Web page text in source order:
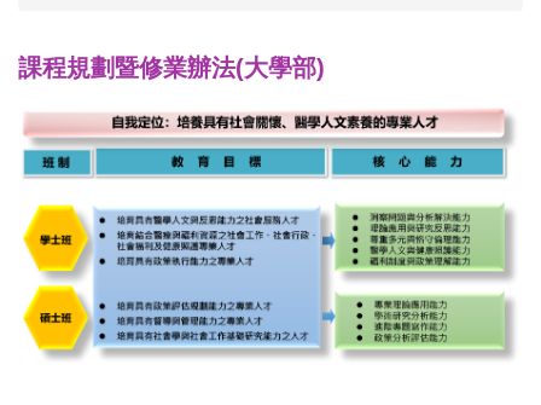
課程規劃暨修業辦法(大學部)